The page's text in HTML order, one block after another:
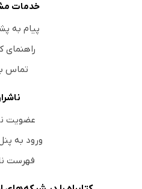
خدمات
پیام به
راهنمای
تماس
عضویت
ورود به
فهرست